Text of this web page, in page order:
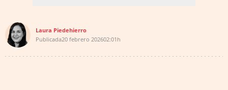
Laura Piedehierro
Publicada20 febrero 202602:01h